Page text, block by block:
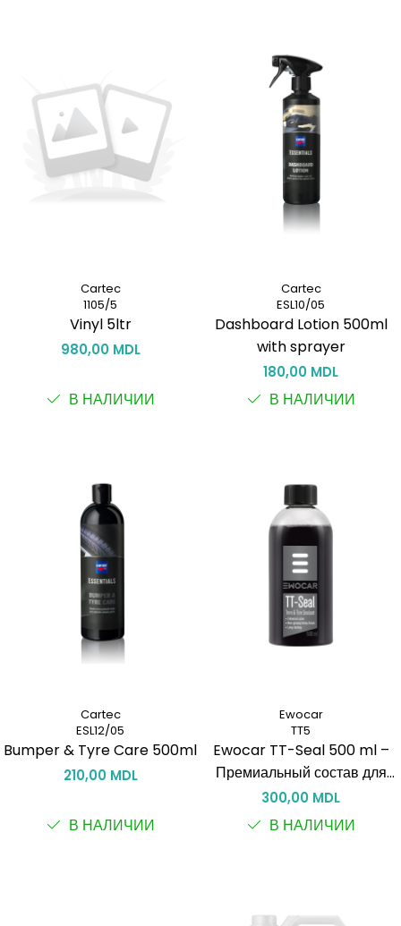
Cartec
1105/5
Vinyl 5ltr
980,00 MDL
В НАЛИЧИИ
Cartec
ESL10/05
Dashboard Lotion 500ml
with sprayer
180,00 MDL
В НАЛИЧИИ
Cartec
ESL12/05
Bumper & Tyre Care 500ml
210,00 MDL
В НАЛИЧИИ
Ewocar
TT5
Ewocar TT-Seal 500 ml –
Премиальный состав для
внешнего пластика и шин
300,00 MDL
В НАЛИЧИИ